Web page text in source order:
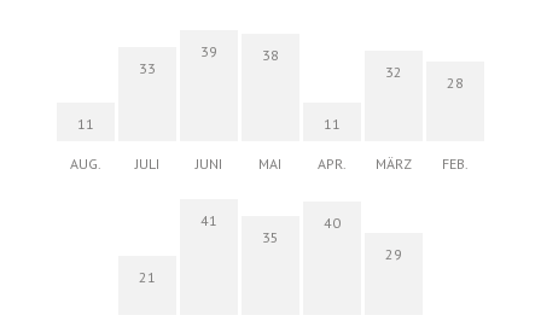
11
AUG.
33
JULI
39
JUNI
38
MAI
11
APR.
32
MÄRZ
28
FEB.
21
41
35
40
29